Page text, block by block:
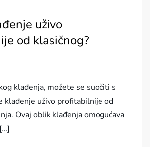
uživo
od klasičnog?
klađenja, možete se suočiti s
klađenje uživo profitabilnije od
Ovaj oblik klađenja omogućava